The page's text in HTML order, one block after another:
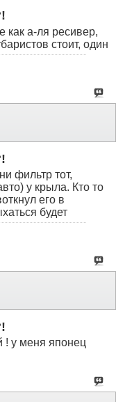
как а-ля ресивер,
стоит, один
фильтр тот,
у крыла. Кто то
его в
будет
! у меня японец